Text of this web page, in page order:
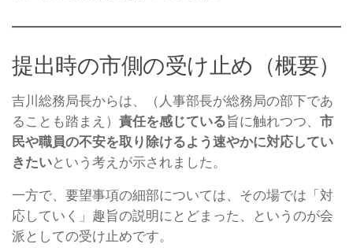
提出時の市側の受け止め（概要）
吉川総務局長からは、（人事部長が総務局の部下であ
ることも踏まえ） 責任を感じている旨に触れつつ、 市
民や職員の不安を取り除けるよう速やかに対応してい
きたいという考えが示されました。
一方で、要望事項の細部については、その場では「対
応していく」趣旨の説明にとどまった、というのが会
派としての受け止めです。